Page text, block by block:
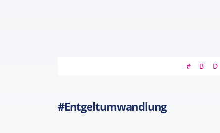
# B D
#Entgeltumwandlung